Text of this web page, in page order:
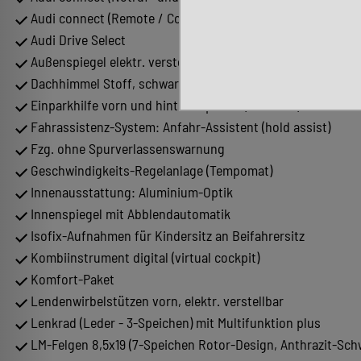
Audi connect (Remote / Control)
Audi Drive Select
Außenspiegel elektr. verstell-, heiz- und anklappbar
Dachhimmel Stoff, schwarz
Einparkhilfe vorn und hinten, optisch (APS Plus)
Fahrassistenz-System: Anfahr-Assistent (hold assist)
Fzg. ohne Spurverlassenswarnung
Geschwindigkeits-Regelanlage (Tempomat)
Innenausstattung: Aluminium-Optik
Innenspiegel mit Abblendautomatik
Isofix-Aufnahmen für Kindersitz an Beifahrersitz
Kombiinstrument digital (virtual cockpit)
Komfort-Paket
Lendenwirbelstützen vorn, elektr. verstellbar
Lenkrad (Leder - 3-Speichen) mit Multifunktion plus
LM-Felgen 8,5x19 (7-Speichen Rotor-Design, Anthrazit-